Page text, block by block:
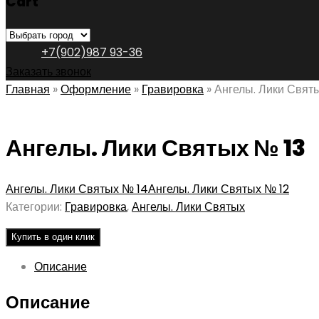
+7(902)987 93-36
Заказать звонок
Главная »Оформление » Гравировка »Ангелы. Лики
Ангелы. Лики Святых № 13
Ангелы. Лики Святых № 14Ангелы. Лики Святых № 12
Категории: Гравировка,Ангелы. Лики Святых
Купить в один клик
Описание
Описание